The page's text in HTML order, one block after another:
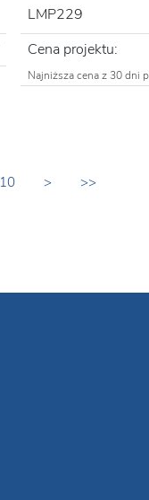
LMP229
Cena projektu:
Najniższa cena z 30 dni
10 > >>